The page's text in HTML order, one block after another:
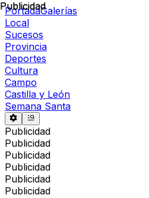
PortadaGalerías
Local
Sucesos
Provincia
Deportes
Cultura
Campo
Castilla y León
Semana Santa
Publicidad
Publicidad
Publicidad
Publicidad
Publicidad
Publicidad
Publicidad
Publicidad